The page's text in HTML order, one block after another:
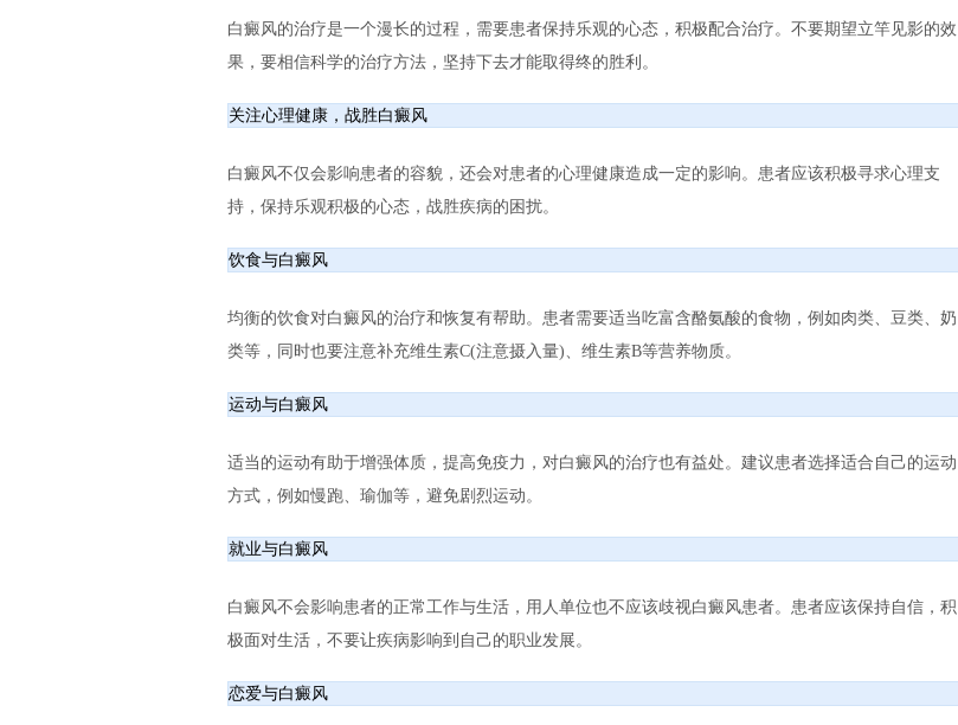
白癜风的治疗是一个漫长的过程，需要患者保持乐观的心态，积极配合治疗。不要期望立竿见影的效
果，要相信科学的治疗方法，坚持下去才能取得终的胜利。
关注心理健康，战胜白癜风
白癜风不仅会影响患者的容貌，还会对患者的心理健康造成一定的影响。患者应该积极寻求心理支
持，保持乐观积极的心态，战胜疾病的困扰。
饮食与白癜风
均衡的饮食对白癜风的治疗和恢复有帮助。患者需要适当吃富含酪氨酸的食物，例如肉类、豆类、奶
类等，同时也要注意补充维生素C(注意摄入量)、维生素B等营养物质。
运动与白癜风
适当的运动有助于增强体质，提高免疫力，对白癜风的治疗也有益处。建议患者选择适合自己的运动
方式，例如慢跑、瑜伽等，避免剧烈运动。
就业与白癜风
白癜风不会影响患者的正常工作与生活，用人单位也不应该歧视白癜风患者。患者应该保持自信，积
极面对生活，不要让疾病影响到自己的职业发展。
恋爱与白癜风